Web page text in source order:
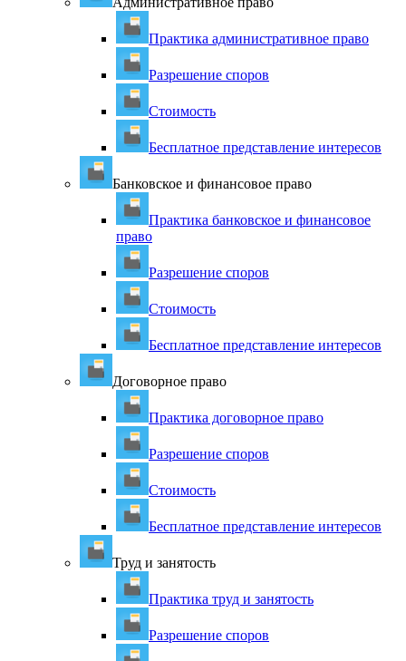
Практика административное право
Разрешение споров
Стоимость
Бесплатное представление интересов
Банковское и финансовое право
Практика банковское и финансовое
право
Разрешение споров
Стоимость
Бесплатное представление интересов
Договорное право
Практика договорное право
Разрешение споров
Стоимость
Бесплатное представление интересов
Труд и занятость
Практика труд и занятость
Разрешение споров